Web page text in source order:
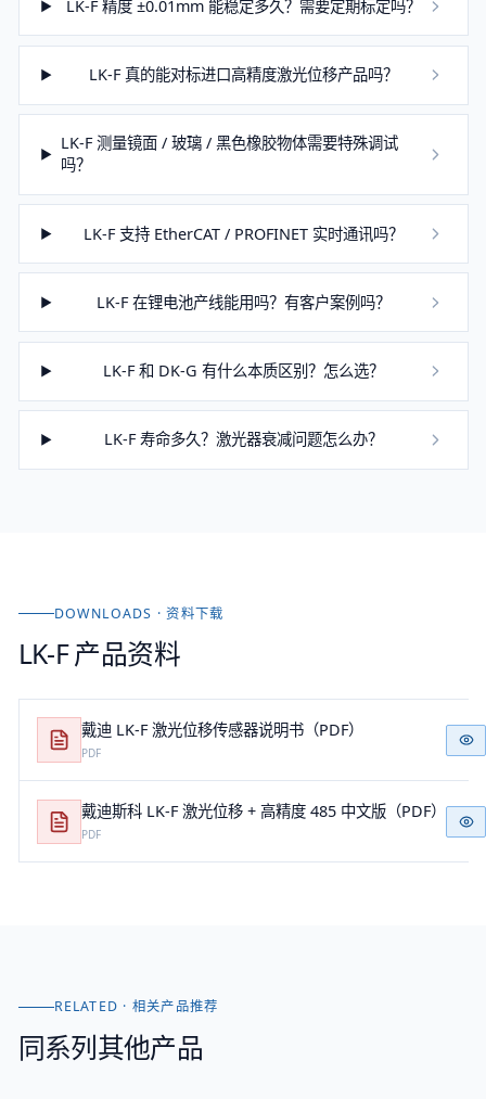
LK-F 精度 ±0.01mm 能稳定多久？需要定期标定吗？
LK-F 真的能对标进口高精度激光位移产品吗？
LK-F 测量镜面 / 玻璃 / 黑色橡胶物体需要特殊调试
吗？
LK-F 支持 EtherCAT / PROFINET 实时通讯吗？
LK-F 在锂电池产线能用吗？有客户案例吗？
LK-F 和 DK-G 有什么本质区别？怎么选？
LK-F 寿命多久？激光器衰减问题怎么办？
DOWNLOADS · 资料下载
LK-F产品资料
戴迪 LK-F 激光位移传感器说明书（PDF）
PDF
戴迪斯科 LK-F 激光位移 + 高精度 485 中文版（PDF）
PDF
RELATED · 相关产品推荐
同系列其他产品